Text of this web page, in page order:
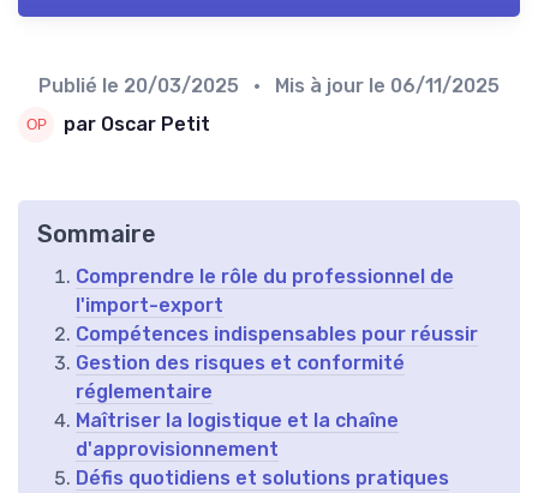
Publié le 20/03/2025 • Mis à jour le 06/11/2025
par Oscar Petit
Sommaire
Comprendre le rôle du professionnel de
l'import-export
Compétences indispensables pour réussir
Gestion des risques et conformité
réglementaire
Maîtriser la logistique et la chaîne
d'approvisionnement
Défis quotidiens et solutions pratiques